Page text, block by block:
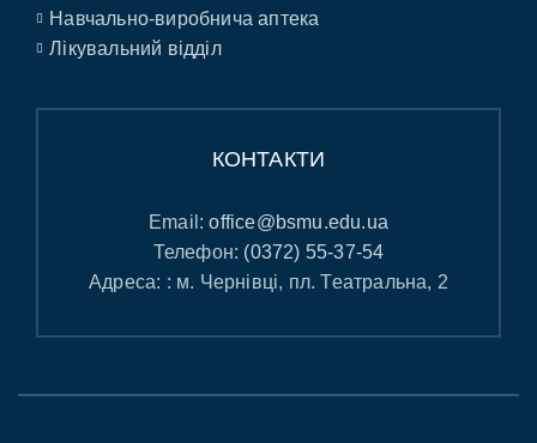
Навчально-виробнича аптека
Лікувальний відділ
КОНТАКТИ
Email:office@bsmu.edu.ua
Телефон: (0372) 55-37-54
Адреса: : м. Чернівці, пл. Театральна, 2